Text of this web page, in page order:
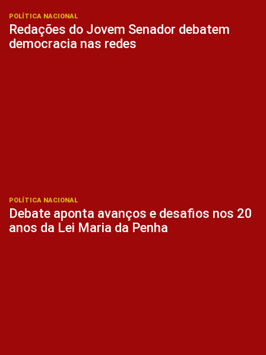
POLÍTICA NACIONAL
Redações do Jovem Senador debatem
democracia nas redes
POLÍTICA NACIONAL
Debate aponta avanços e desafios nos 20
anos da Lei Maria da Penha